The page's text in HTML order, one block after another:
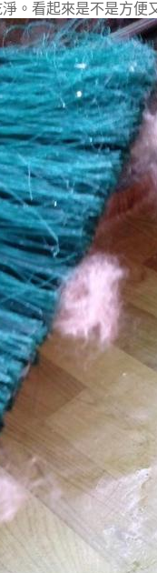
。看起來是不是方便